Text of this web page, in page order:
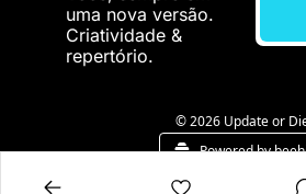
uma nova versão.
Criatividade &
repertório.
© 2026 Update or
Powered by